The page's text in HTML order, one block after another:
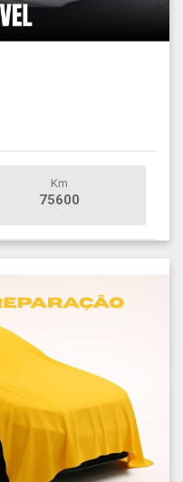
Km
75600